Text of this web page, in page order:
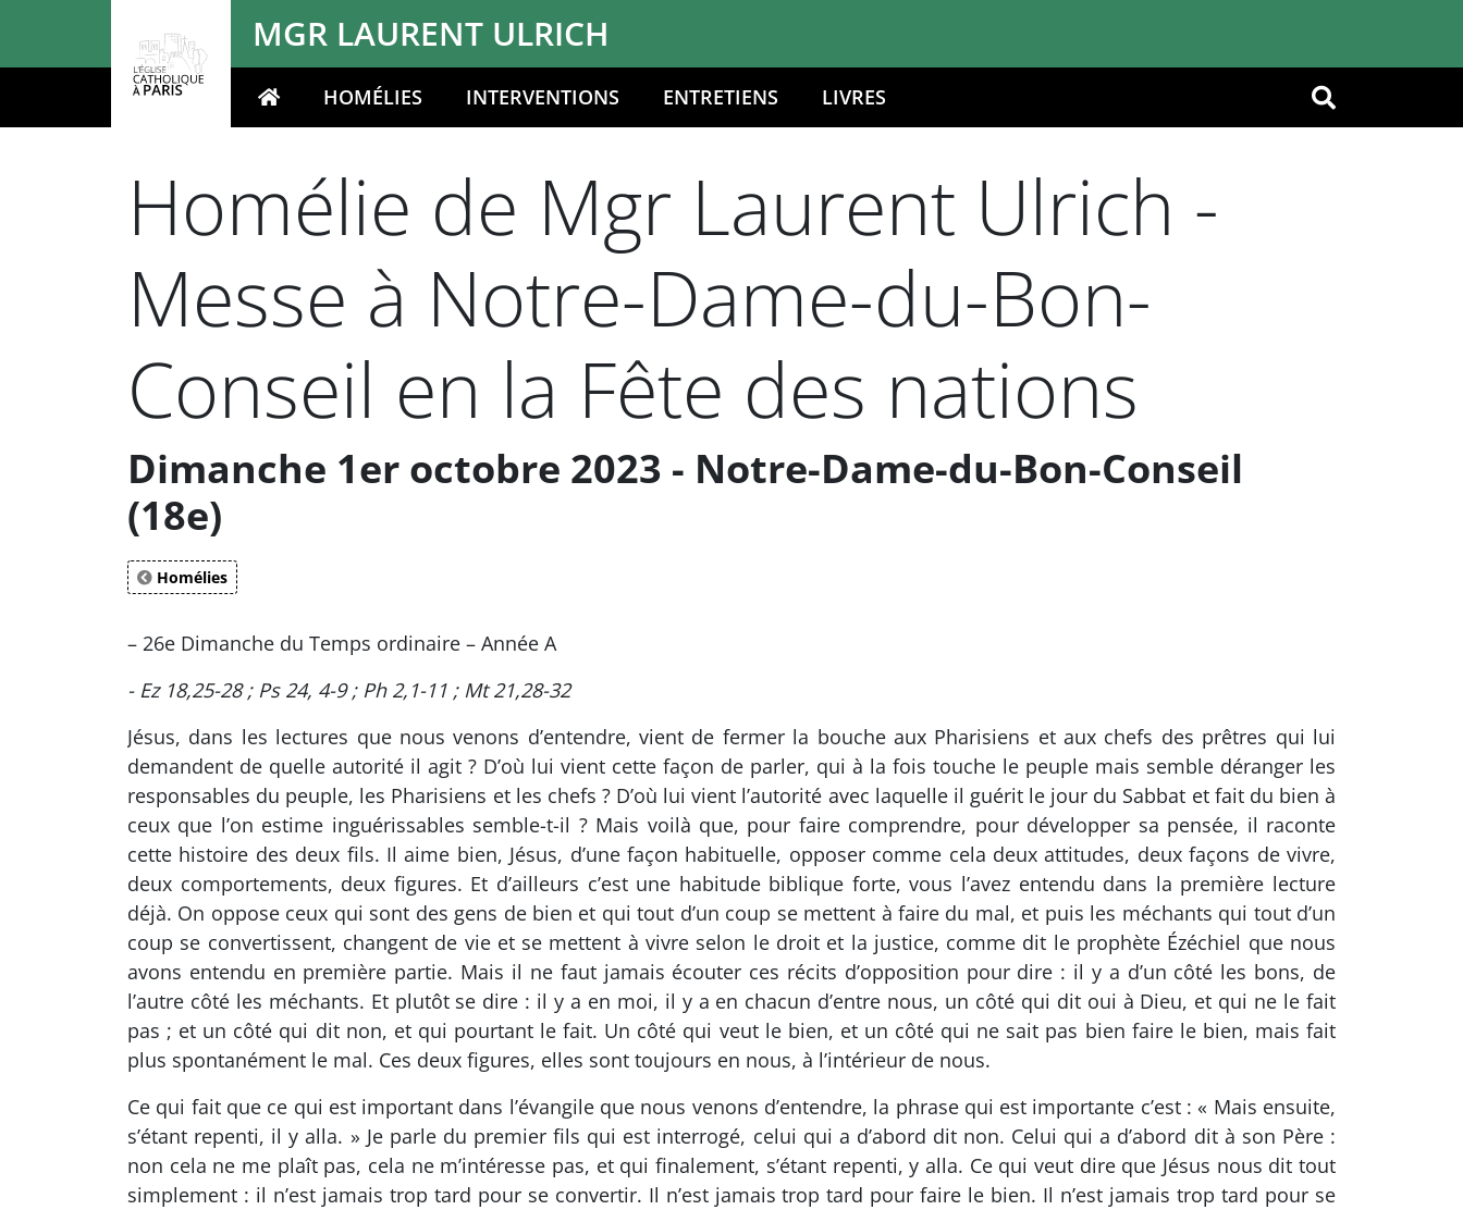
MGR LAURENT ULRICH
Votre recherche OK
HOMÉLIES INTERVENTIONS ENTRETIENS LIVRES
Homélie de Mgr Laurent Ulrich -
Messe à Notre-Dame-du-Bon-
Conseil en la Fête des nations
Dimanche 1er octobre 2023 - Notre-Dame-du-Bon-Conseil
(18e)
Homélies
– 26e Dimanche du Temps ordinaire – Année A
- Ez 18,25-28 ; Ps 24, 4-9 ; Ph 2,1-11 ; Mt 21,28-32
Jésus, dans les lectures que nous venons d’entendre, vient de fermer la bouche aux Pharisiens et aux chefs des prêtres qui lui
demandent de quelle autorité il agit ? D’où lui vient cette façon de parler, qui à la fois touche le peuple mais semble déranger les
responsables du peuple, les Pharisiens et les chefs ? D’où lui vient l’autorité avec laquelle il guérit le jour du Sabbat et fait du bien à
ceux que l’on estime inguérissables semble-t-il ? Mais voilà que, pour faire comprendre, pour développer sa pensée, il raconte
cette histoire des deux fils. Il aime bien, Jésus, d’une façon habituelle, opposer comme cela deux attitudes, deux façons de vivre,
deux comportements, deux figures. Et d’ailleurs c’est une habitude biblique forte, vous l’avez entendu dans la première lecture
déjà. On oppose ceux qui sont des gens de bien et qui tout d’un coup se mettent à faire du mal, et puis les méchants qui tout d’un
coup se convertissent, changent de vie et se mettent à vivre selon le droit et la justice, comme dit le prophète Ézéchiel que nous
avons entendu en première partie. Mais il ne faut jamais écouter ces récits d’opposition pour dire : il y a d’un côté les bons, de
l’autre côté les méchants. Et plutôt se dire : il y a en moi, il y a en chacun d’entre nous, un côté qui dit oui à Dieu, et qui ne le fait
pas ; et un côté qui dit non, et qui pourtant le fait. Un côté qui veut le bien, et un côté qui ne sait pas bien faire le bien, mais fait
plus spontanément le mal. Ces deux figures, elles sont toujours en nous, à l’intérieur de nous.
Ce qui fait que ce qui est important dans l’évangile que nous venons d’entendre, la phrase qui est importante c’est : « Mais ensuite,
s’étant repenti, il y alla. » Je parle du premier fils qui est interrogé, celui qui a d’abord dit non. Celui qui a d’abord dit à son Père :
non cela ne me plaît pas, cela ne m’intéresse pas, et qui finalement, s’étant repenti, y alla. Ce qui veut dire que Jésus nous dit tout
simplement : il n’est jamais trop tard pour se convertir. Il n’est jamais trop tard pour faire le bien. Il n’est jamais trop tard pour se